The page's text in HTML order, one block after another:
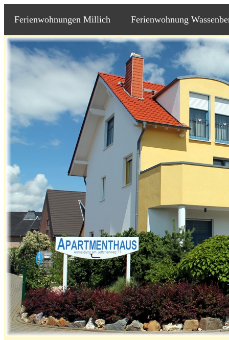
Ferienwohnungen Millich Ferienwohnung